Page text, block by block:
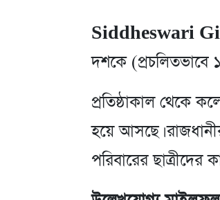
Siddheswari
দশকে (প্রচলিতভাবে
প্রতিষ্ঠাকাল থেকে
হয়ে আসছে।
পরিবারের ছাত্রীদের